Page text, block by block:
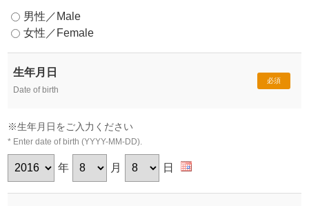
男性／Male
女性／Female
生年月日
Date of birth
必須
※生年月日をご入力ください
* Enter date of birth (YYYY-MM-DD).
年 月 日